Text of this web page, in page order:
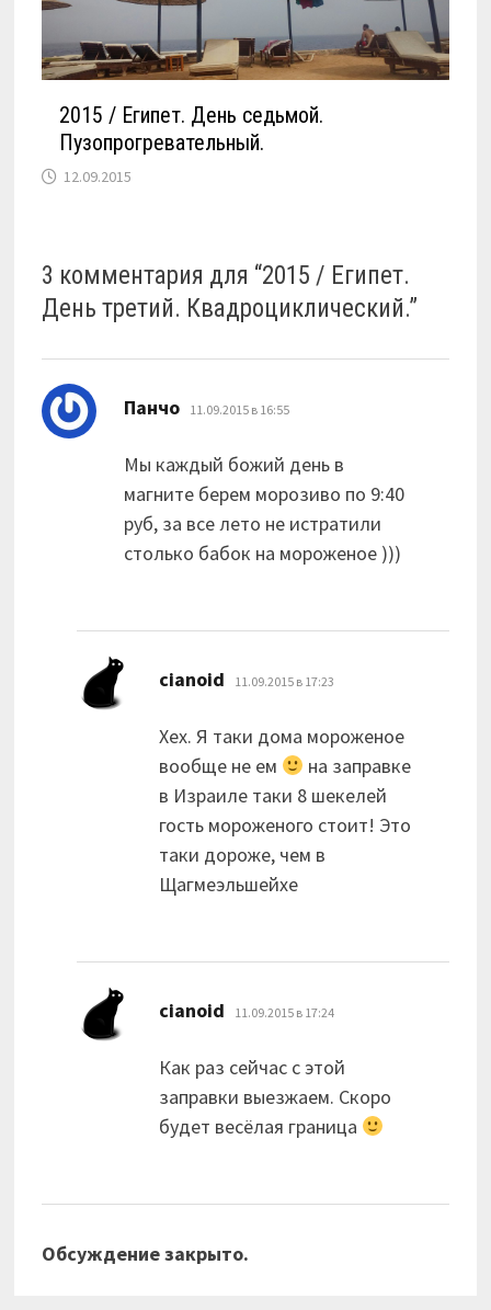
2015 / Египет. День седьмой.
Пузопрогревательный.
12.09.2015
3 комментария для “2015 / Египет.
День третий. Квадроциклический.”
Панчо: 11.09.2015 в 16:55
Мы каждый божий день в
магните берем морозиво по 9:40
руб, за все лето не истратили
столько бабок на мороженое )))
cianoid 11.09.2015 в 17:23
Хех. Я таки дома мороженое
вообще не ем
на заправке
в Израиле таки 8 шекелей
гость мороженого стоит! Это
таки дороже, чем в
Щагмеэльшейхе
cianoid 11.09.2015 в 17:24
Как раз сейчас с этой
заправки выезжаем. Скоро
будет весёлая граница
Обсуждение закрыто.